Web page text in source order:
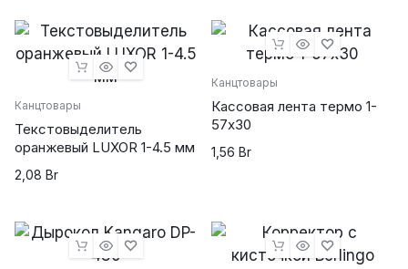
Канцтовары
Текстовыделитель
оранжевый LUXOR 1-4.5 мм
2,08 Br
Канцтовары
Кассовая лента термо 1-
57х30
1,56 Br